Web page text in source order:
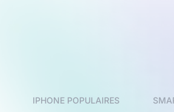
IPHONE POPULAIRES